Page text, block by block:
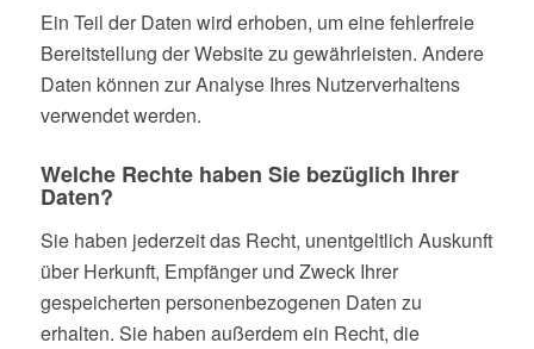
Ein Teil der Daten wird erhoben, um eine fehlerfreie
Bereitstellung der Website zu gewährleisten. Andere
Daten können zur Analyse Ihres Nutzerverhaltens
verwendet werden.
Welche Rechte haben Sie bezüglich Ihrer
Daten?
Sie haben jederzeit das Recht, unentgeltlich Auskunft
über Herkunft, Empfänger und Zweck Ihrer
gespeicherten personenbezogenen Daten zu
erhalten. Sie haben außerdem ein Recht, die